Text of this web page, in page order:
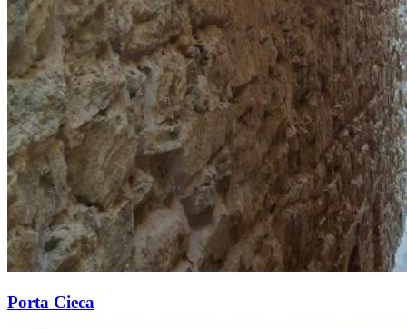
Porta Cieca